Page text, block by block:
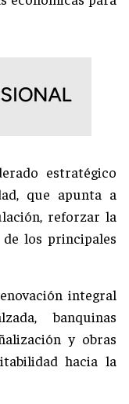
estratégico
que apunta a
reforzar la
los principales
integral
banquinas
y obras
hacia la